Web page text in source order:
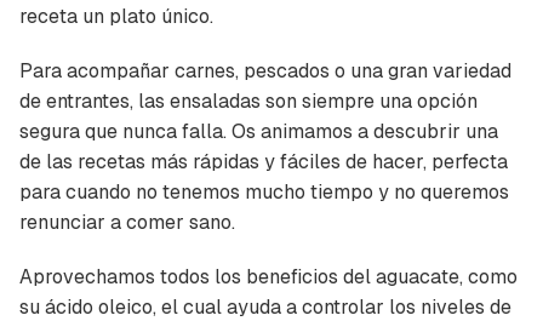
receta un plato único.
Para acompañar carnes, pescados o una gran variedad
de entrantes, las ensaladas son siempre una opción
segura que nunca falla. Os animamos a descubrir una
de las recetas más rápidas y fáciles de hacer, perfecta
para cuando no tenemos mucho tiempo y no queremos
renunciar a comer sano.
Aprovechamos todos los beneficios del aguacate, como
su ácido oleico, el cual ayuda a controlar los niveles de